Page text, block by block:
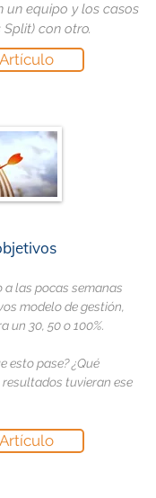
un equipo y los casos
con otro.
a las pocas semanas
modelo de gestión,
un 30, 50 o 100%.
esto pase? ¿Qué
tuvieran ese